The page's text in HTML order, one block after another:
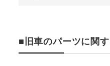
■旧車のパーツに関